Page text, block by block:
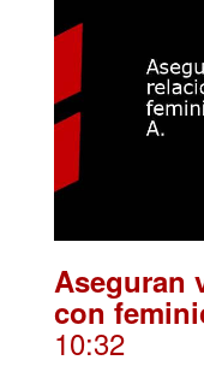
Aseguran
con
10:32